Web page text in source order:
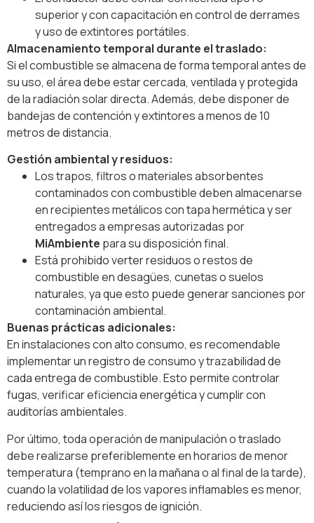
superior y con capacitación en control de derrames
y uso de extintores portátiles.
Almacenamiento temporal durante el traslado:
Si el combustible se almacena de forma temporal antes de
su uso, el área debe estar cercada, ventilada y protegida
de la radiación solar directa. Además, debe disponer de
bandejas de contención y extintores a menos de 10
metros de distancia.
Gestión ambiental y residuos:
Los trapos, filtros o materiales absorbentes
contaminados con combustible deben almacenarse
en recipientes metálicos con tapa hermética y ser
entregados a empresas autorizadas por
MiAmbiente para su disposición final.
Está prohibido verter residuos o restos de
combustible en desagües, cunetas o suelos
naturales, ya que esto puede generar sanciones por
contaminación ambiental.
Buenas prácticas adicionales:
En instalaciones con alto consumo, es recomendable
implementar un registro de consumo y trazabilidad de
cada entrega de combustible. Esto permite controlar
fugas, verificar eficiencia energética y cumplir con
auditorías ambientales.
Por último, toda operación de manipulación o traslado
debe realizarse preferiblemente en horarios de menor
temperatura (temprano en la mañana o al final de la tarde),
cuando la volatilidad de los vapores inflamables es menor,
reduciendo así los riesgos de ignición.